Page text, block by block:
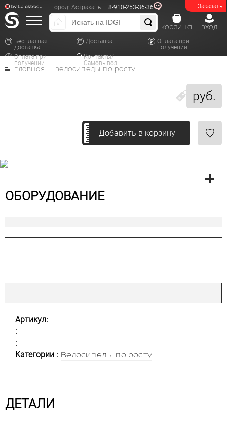
Заказать
Город: Астрахань 8-910-253-36-36
Бесплатная
доставка
Доставка
Оплата при
получении
Оплата при
получении
Контакты/
Самовывоз
вход
корзина
руб.
главная велосипеды по росту
Добавить в корзину
ОБОРУДОВАНИЕ
Артикул:
:
:
Категории : Велосипеды по росту
ДЕТАЛИ